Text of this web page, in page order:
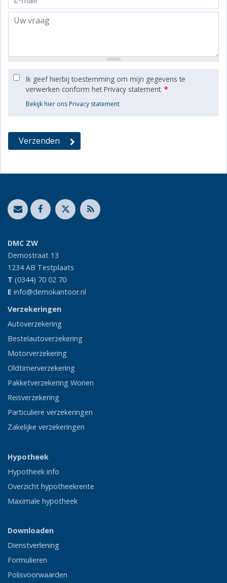
Ik geef hierbij toestemming om mijn gegevens te
verwerken conform het Privacy statement. *
Bekijk hier ons Privacy statement
DMC ZW
Demostraat 13
1234 AB Testplaats
T (0344) 70 02 70
E info@demokantoor.nl
Verzekeringen
Autoverzekering
Bestelautoverzekering
Motorverzekering
Oldtimerverzekering
Pakketverzekering Wonen
Reisverzekering
Particuliere verzekeringen
Zakelijke verzekeringen
Hypotheek
Hypotheek info
Overzicht hypotheekrente
Maximale hypotheek
Downloaden
Dienstverlening
Formulieren
Polisvoorwaarden